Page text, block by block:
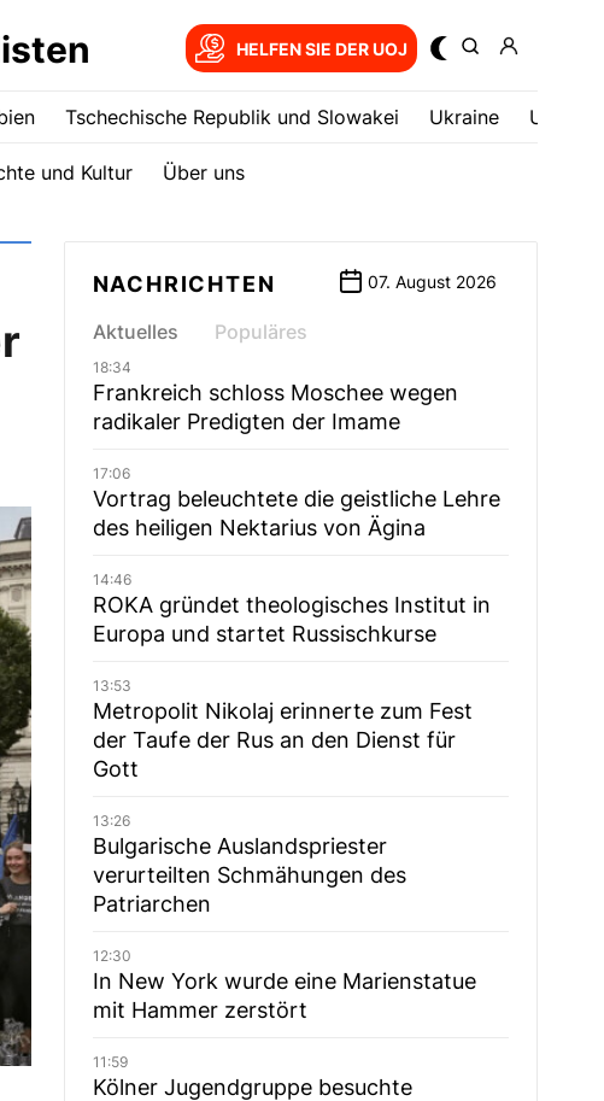
HELFEN SIE DER UOJ
Tschechische Republik und Slowakei Ukrainе USA
und Kultur Über uns
NACHRICHTEN 07. August 2026
Aktuelles Populäres
18:34
Frankreich schloss Moschee wegen
radikaler Predigten der Imame
17:06
Vortrag beleuchtete die geistliche Lehre
des heiligen Nektarius von Ägina
14:46
ROKA gründet theologisches Institut in
Europa und startet Russischkurse
13:53
Metropolit Nikolaj erinnerte zum Fest
der Taufe der Rus an den Dienst für
Gott
13:26
Bulgarische Auslandspriester
verurteilten Schmähungen des
Patriarchen
12:30
In New York wurde eine Marienstatue
mit Hammer zerstört
11:59
Kölner Jugendgruppe besuchte